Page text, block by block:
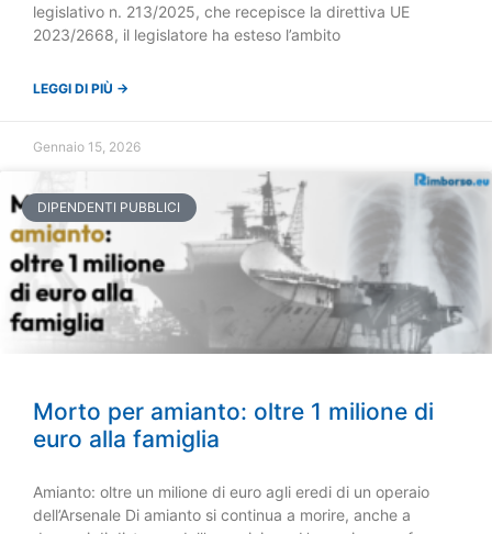
legislativo n. 213/2025, che recepisce la direttiva UE
2023/2668, il legislatore ha esteso l’ambito
LEGGI DI PIÙ →
Gennaio 15, 2026
DIPENDENTI PUBBLICI
Morto per amianto: oltre 1 milione di
euro alla famiglia
Amianto: oltre un milione di euro agli eredi di un operaio
dell’Arsenale Di amianto si continua a morire, anche a